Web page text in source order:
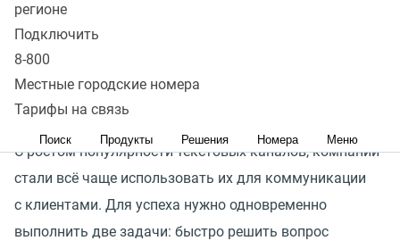
регионе
Подключить
8-800
Местные городские номера
Тарифы на связь
Поиск Продукты Решения Номера Меню
на связи 24/7
97%
С ростом популярности текстовых каналов, компании
стали всё чаще использовать их для коммуникации
с клиентами. Для успеха нужно одновременно
выполнить две задачи: быстро решить вопрос